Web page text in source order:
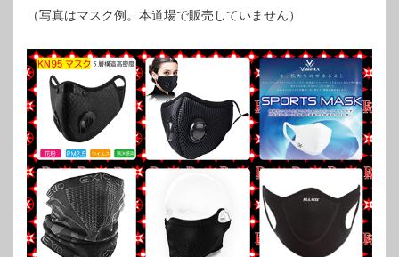
（写真はマスク例。本道場で販売していません）